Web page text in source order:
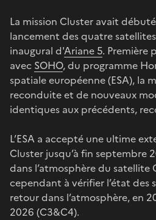
La mission Cluster avait
lancement des quatre
inaugural d'Ariane 5. Première
avec SOHO, du programme
spatiale européenne (ESA), la
reconduite et de nouveaux
identiques aux précédents,
L’ESA a accepté une ultime
Cluster jusqu’à fin septembre
dans l’atmosphère du satellite
cependant à vérifier l’état des
retour dans l’atmosphère, en
2026 (C3&C4).